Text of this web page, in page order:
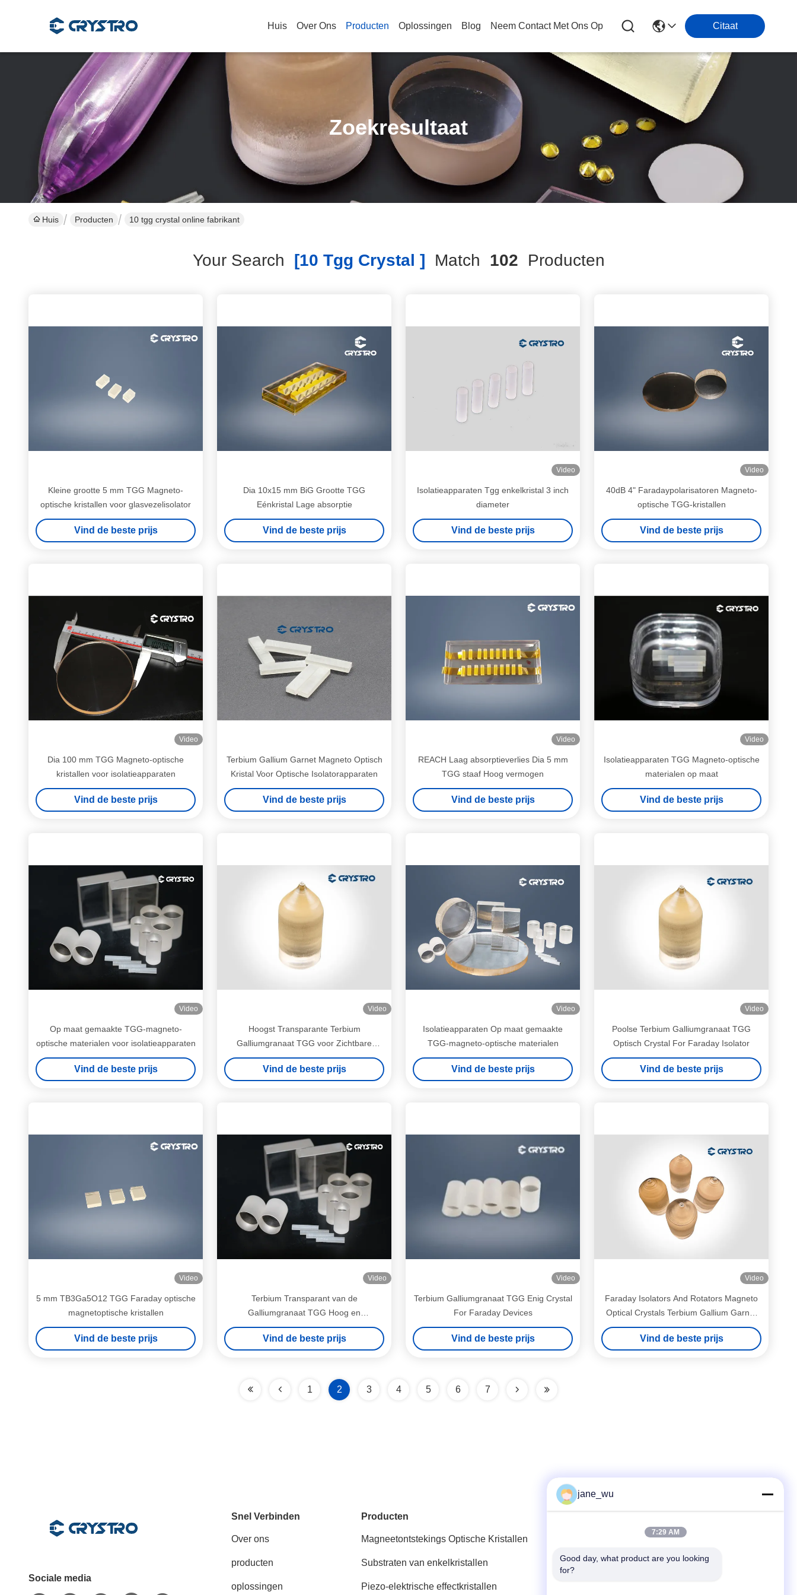
Huis Over Ons Producten Oplossingen Blog Neem Contact Met Ons Op Citaat
Zoekresultaat
Huis Producten 10 tgg crystal online fabrikant
Your Search [10 Tgg Crystal ] Match 102 Producten
Kleine grootte 5 mm TGG Magneto-
optische kristallen voor glasvezelisolator
Vind de beste prijs
Dia 10x15 mm BiG Grootte TGG
Eénkristal Lage absorptie
Vind de beste prijs
Video
Isolatieapparaten Tgg enkelkristal 3 inch
diameter
Vind de beste prijs
Video
40dB 4" Faradaypolarisatoren Magneto-
optische TGG-kristallen
Vind de beste prijs
Video
Dia 100 mm TGG Magneto-optische
kristallen voor isolatieapparaten
Vind de beste prijs
Terbium Gallium Garnet Magneto Optisch
Kristal Voor Optische Isolatorapparaten
Vind de beste prijs
Video
REACH Laag absorptieverlies Dia 5 mm
TGG staaf Hoog vermogen
Vind de beste prijs
Video
Isolatieapparaten TGG Magneto-optische
materialen op maat
Vind de beste prijs
Video
Op maat gemaakte TGG-magneto-
optische materialen voor isolatieapparaten
Vind de beste prijs
Video
Hoogst Transparante Terbium
Galliumgranaat TGG voor Zichtbare
Infrarode Optische Isolator
Vind de beste prijs
Video
Isolatieapparaten Op maat gemaakte
TGG-magneto-optische materialen
Vind de beste prijs
Video
Poolse Terbium Galliumgranaat TGG
Optisch Crystal For Faraday Isolator
Vind de beste prijs
Video
5 mm TB3Ga5O12 TGG Faraday optische
magnetoptische kristallen
Vind de beste prijs
Video
Terbium Transparant van de
Galliumgranaat TGG Hoog en
Isolatiekristal
Vind de beste prijs
Video
Terbium Galliumgranaat TGG Enig Crystal
For Faraday Devices
Vind de beste prijs
Video
Faraday Isolators And Rotators Magneto
Optical Crystals Terbium Gallium Garnet
TGG Crystal
Vind de beste prijs
1 2 3 4 5 6 7
Sociale media
Snel Verbinden
Over ons
producten
oplossingen
Producten
Magneetontstekings Optische Kristallen
Substraten van enkelkristallen
Piezo-elektrische effectkristallen
86-0551-63840886
jane_wu
7:29 AM
Good day, what product are you looking
for?